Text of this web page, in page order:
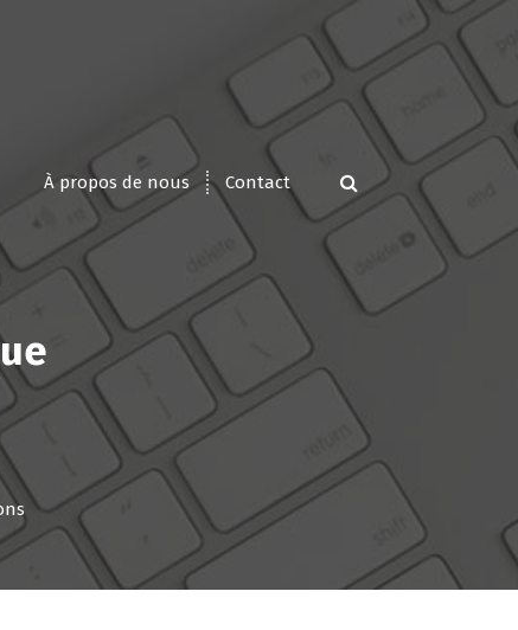
À propos de nous Contact